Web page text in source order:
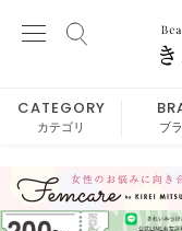
CATEGORY
カテゴリ ブ